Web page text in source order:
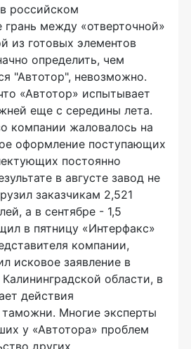
российском
грань между «отверточной»
из готовых элементов
определить, чем
"Автотор", невозможно.
«Автотор» испытывает
еще с середины лета.
компании жаловалось на
оформление поступающих
постоянно
в августе завод не
заказчикам 2,521
а в сентябре - 1,5
в пятницу «Интерфакс»
компании,
исковое заявление в
области, в
действия
таможни. Многие эксперты
у «Автотора» проблем
других